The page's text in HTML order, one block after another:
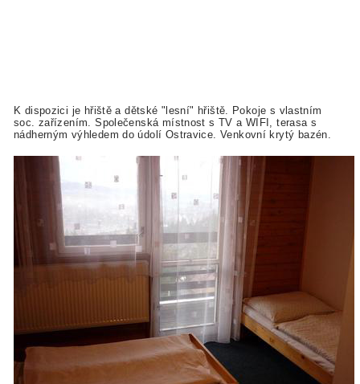
K dispozici je hřiště a dětské "lesní" hřiště. Pokoje s vlastním
soc. zařízením. Společenská místnost s TV a WIFI, terasa s
nádherným výhledem do údolí Ostravice. Venkovní krytý bazén.